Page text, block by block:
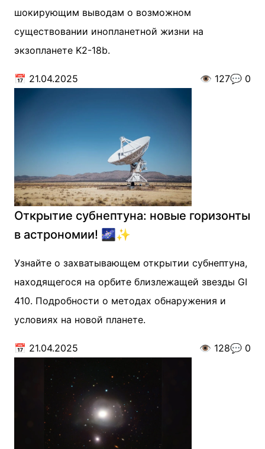
шокирующим выводам о возможном
существовании инопланетной жизни на
экзопланете K2-18b.
📅 21.04.2025 👁️ 127💬 0
Открытие субнептуна: новые горизонты
в астрономии! 🌌✨
Узнайте о захватывающем открытии субнептуна,
находящегося на орбите близлежащей звезды GI
410. Подробности о методах обнаружения и
условиях на новой планете.
📅 21.04.2025 👁️ 128💬 0